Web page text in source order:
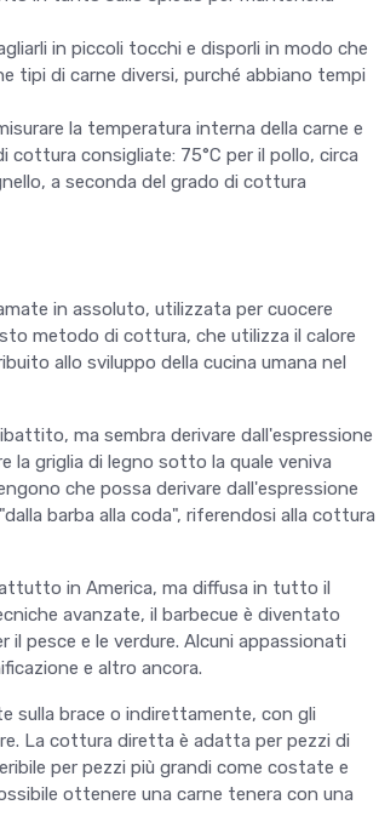
in piccoli tocchi e disporli in modo che
tipi di carne diversi, purché abbiano tempi
la temperatura interna della carne e
cottura consigliate: 75°C per il pollo, circa
a seconda del grado di cottura
in assoluto, utilizzata per cuocere
metodo di cottura, che utilizza il calore
allo sviluppo della cucina umana nel
ma sembra derivare dall'espressione
la griglia di legno sotto la quale veniva
che possa derivare dall'espressione
barba alla coda", riferendosi alla cottura
in America, ma diffusa in tutto il
avanzate, il barbecue è diventato
pesce e le verdure. Alcuni appassionati
e altro ancora.
sulla brace o indirettamente, con gli
La cottura diretta è adatta per pezzi di
per pezzi più grandi come costate e
ottenere una carne tenera con una